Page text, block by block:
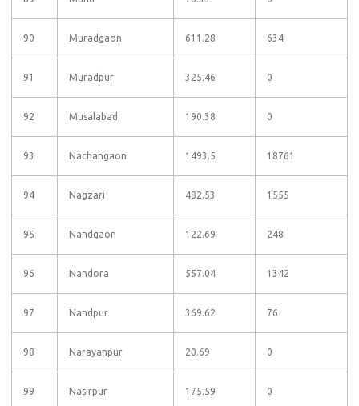
90 Muradgaon 611.28 634
91 Muradpur 325.46 0
92 Musalabad 190.38 0
93 Nachangaon 1493.5 18761
94 Nagzari 482.53 1555
95 Nandgaon 122.69 248
96 Nandora 557.04 1342
97 Nandpur 369.62 76
98 Narayanpur 20.69 0
99 Nasirpur 175.59 0